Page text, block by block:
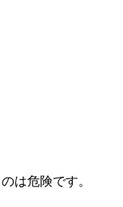
は危険です。